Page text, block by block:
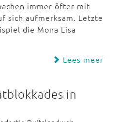
immer öfter mit
sich aufmerksam. Letzte
die Mona Lisa
Lees meer
in